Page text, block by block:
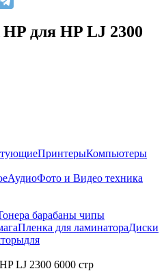
для HP LJ 2300
ПринтерыКомпьютеры
АудиоФото и Видео техника
барабаны чипы
Пленка для ламинатораДиски
для
LJ 2300 6000 стр